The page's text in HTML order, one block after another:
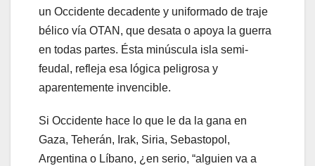
un Occidente decadente y uniformado de traje
bélico vía OTAN, que desata o apoya la guerra
en todas partes. Ésta minúscula isla semi-
feudal, refleja esa lógica peligrosa y
aparentemente invencible.
Si Occidente hace lo que le da la gana en
Gaza, Teherán, Irak, Siria, Sebastopol,
Argentina o Líbano, ¿en serio, “alguien va a